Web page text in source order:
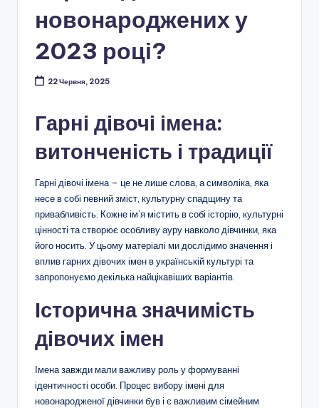
новонароджених у
2023 році?
22 Червня, 2025
Гарні дівочі імена:
витонченість і традиції
Гарні дівочі імена – це не лише слова, а символіка, яка
несе в собі певний зміст, культурну спадщину та
привабливість. Кожне ім’я містить в собі історію, культурні
цінності та створює особливу ауру навколо дівчинки, яка
його носить. У цьому матеріалі ми дослідимо значення і
вплив гарних дівочих імен в українській культурі та
запропонуємо декілька найцікавіших варіантів.
Історична значимість
дівочих імен
Імена завжди мали важливу роль у формуванні
ідентичності особи. Процес вибору імені для
новонародженої дівчинки був і є важливим сімейним